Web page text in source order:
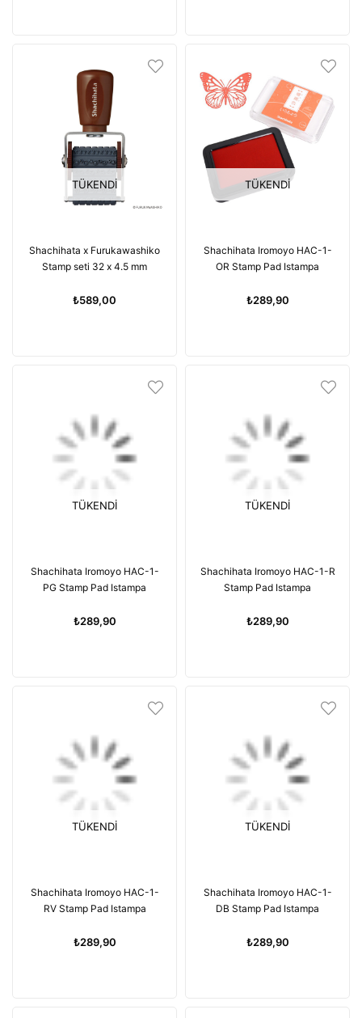
TÜKENDI
Shachihata x Furukawashiko
Stamp seti 32 x 4.5 mm
₺589,00
TÜKENDI
Shachihata Iromoyo HAC-1-
OR Stamp Pad Istampa
₺289,90
TÜKENDI
Shachihata Iromoyo HAC-1-
PG Stamp Pad Istampa
₺289,90
TÜKENDI
Shachihata Iromoyo HAC-1-R
Stamp Pad Istampa
₺289,90
TÜKENDI
Shachihata Iromoyo HAC-1-
RV Stamp Pad Istampa
₺289,90
TÜKENDI
Shachihata Iromoyo HAC-1-
DB Stamp Pad Istampa
₺289,90